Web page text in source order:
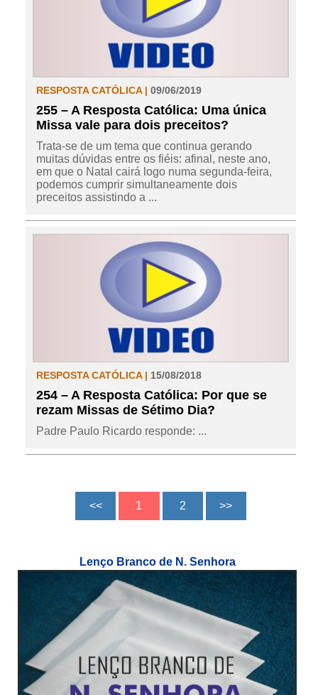
RESPOSTA CATÓLICA | 09/06/2019
255 – A Resposta Católica: Uma única
Missa vale para dois preceitos?
Trata-se de um tema que continua gerando
muitas dúvidas entre os fiéis: afinal, neste ano,
em que o Natal cairá logo numa segunda-feira,
podemos cumprir simultaneamente dois
preceitos assistindo a ...
RESPOSTA CATÓLICA | 15/08/2018
254 – A Resposta Católica: Por que se
rezam Missas de Sétimo Dia?
Padre Paulo Ricardo responde: ...
Lenço Branco de N. Senhora